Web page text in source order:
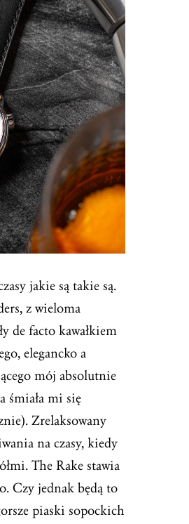
jakie są takie są.
z wieloma
de facto kawałkiem
elegancko a
mój absolutnie
śmiała mi się
Zrelaksowany
na czasy, kiedy
The Rake stawia
Czy jednak będą to
piaski sopockich